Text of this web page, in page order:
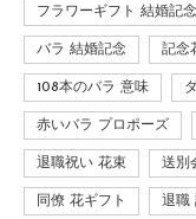
フラワーギフト 結婚記念
バラ 結婚記念 記念
108本のバラ 意味
赤いバラ プロポーズ
退職祝い 花束 送別
同僚 花ギフト 退職